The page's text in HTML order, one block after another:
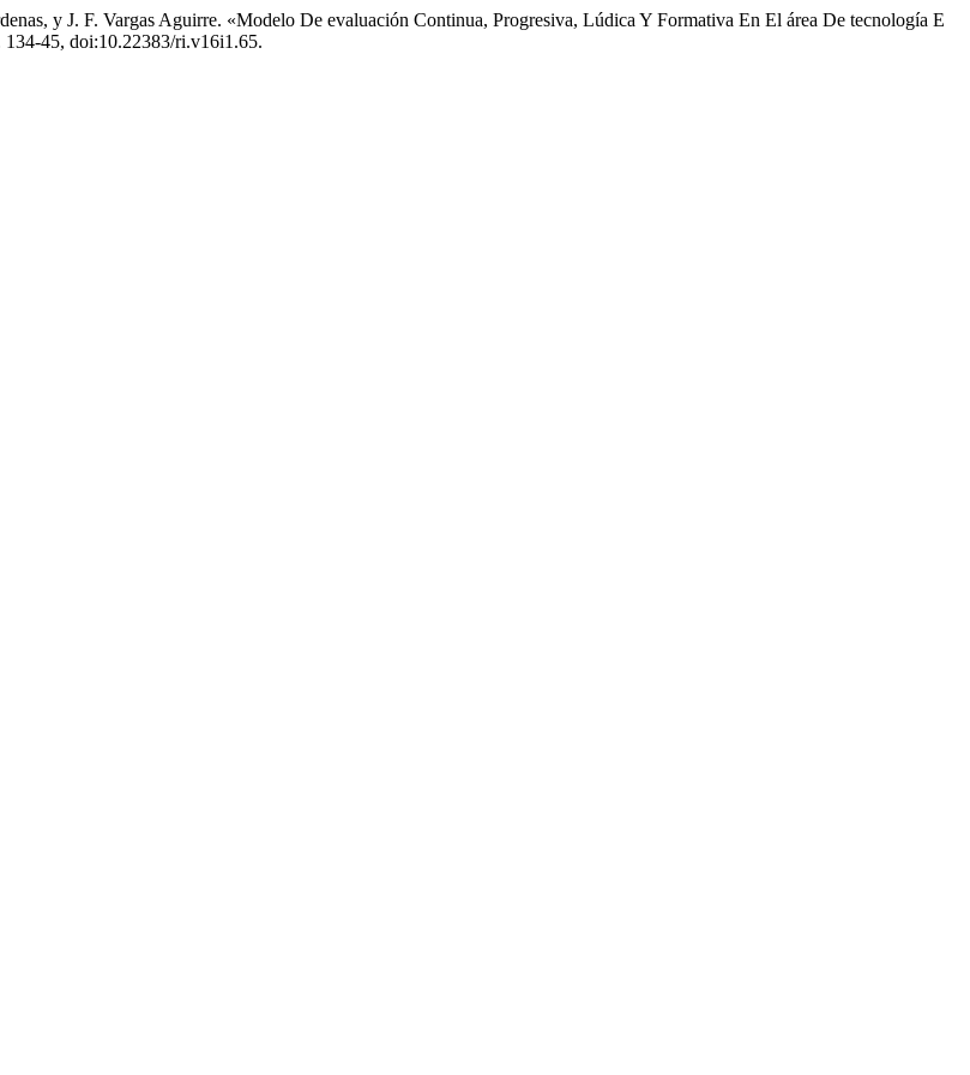
y J. F. Vargas Aguirre. «Modelo De evaluación Continua, Progresiva, Lúdica Y Formativa En El área De tecnología E
45, doi:10.22383/ri.v16i1.65.